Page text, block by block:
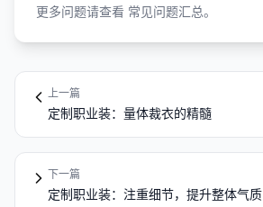
更多问题请查看 常见问题汇总。
上一篇
定制职业装：量体裁衣的精髓
下一篇
定制职业装：注重细节，提升整体气质